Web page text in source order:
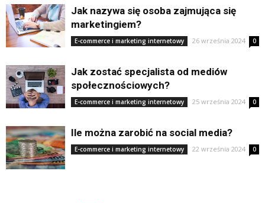
Jak nazywa się osoba zajmująca się
marketingiem?
E-commerce i marketing internetowy 26 września 2024 0
Jak zostać specjalista od mediów
społecznościowych?
E-commerce i marketing internetowy 25 września 2024 0
Ile można zarobić na social media?
E-commerce i marketing internetowy 22 września 2024 0